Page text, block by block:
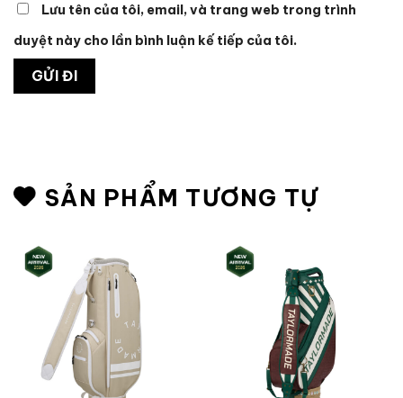
Lưu tên của tôi, email, và trang web trong trình
duyệt này cho lần bình luận kế tiếp của tôi.
SẢN PHẨM TƯƠNG TỰ